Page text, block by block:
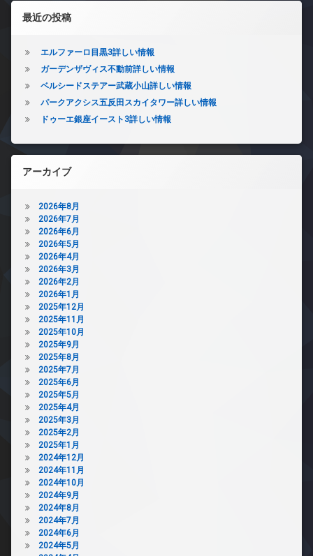
左サイドバー
最近の投稿
エルファーロ目黒3詳しい情報
ガーデンザヴィス不動前詳しい情報
ベルシードステアー武蔵小山詳しい情報
パークアクシス五反田スカイタワー詳しい情報
ドゥーエ銀座イースト3詳しい情報
アーカイブ
2026年8月
2026年7月
2026年6月
2026年5月
2026年4月
2026年3月
2026年2月
2026年1月
2025年12月
2025年11月
2025年10月
2025年9月
2025年8月
2025年7月
2025年6月
2025年5月
2025年4月
2025年3月
2025年2月
2025年1月
2024年12月
2024年11月
2024年10月
2024年9月
2024年8月
2024年7月
2024年6月
2024年5月